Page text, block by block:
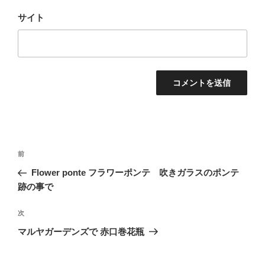
サイト
投
ナ
ゲ
ー
過
去
の
稿
前
Flower ponte フラワーポンテ 吹きガラスのポンテ
跡の事で
次
の
次
マルヤガーデンズで 赤口巻花瓶